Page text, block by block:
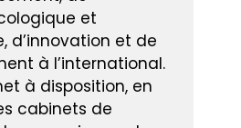
et
d’innovation et de
à l’international.
à disposition, en
cabinets de